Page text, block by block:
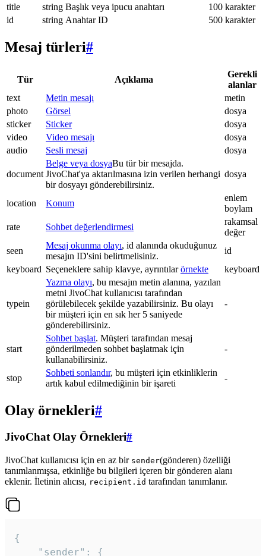
title
string Başlık veya ipucu anahtarı
100 karakter
id
string Anahtar ID 500 karakter
Mesaj türleri#
Tür Açıklama
Gerekli
alanlar
text
Metin mesajı
metin
photo
Görsel
dosya
sticker
Sticker
dosya
video
Video mesajı
dosya
audio
Sesli mesaj dosya
document
Belge veya dosyaBu tür bir mesajda.
JivoChat'ya aktarılmasına izin verilen herhangi
bir dosyayı gönderebilirsiniz.
dosya
location Konum
enlem
boylam
rate
Sohbet değerlendirmesi
rakamsal
değer
seen
Mesaj okunma olayı, id alanında okuduğunuz
mesajın ID'sini belirtmelisiniz.
id
keyboard Seçeneklere sahip klavye, ayrıntılarörnekte keyboard
typein
Yazma olayı, bu mesajın metin alanına, yazılan
metni JivoChat kullanıcısı tarafından
görülebilecek şekilde yazabilirsiniz. Bu olayı
bir müşteri için en sık her 5 saniyede
gönderebilirsiniz.
-
start
Sohbet başlat. Müşteri tarafından mesaj
gönderilmeden sohbet başlatmak için
kullanabilirsiniz.
-
stop
Sohbeti sonlandır, bu müşteri için etkinliklerin
artık kabul edilmediğinin bir işareti
-
Olay örnekleri#
JivoChat Olay Örnekleri#
JivoChat kullanıcısı için en az bir sender(gönderen) özelliği
tanımlanmışsa, etkinliğe bu bilgileri içeren bir gönderen alanı
eklenir. İletinin alıcısı, recipient.id tarafından tanımlanır.
{